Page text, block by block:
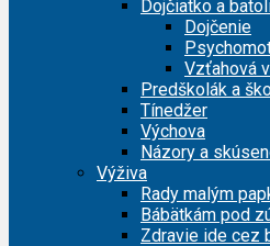
Dojčiatko a
Dojčenie
Vzťahová
Predškolák a
Tínedžer
Výchova
Názory a
Výživa
Rady malým
Bábätkám pod
Zdravie ide cez